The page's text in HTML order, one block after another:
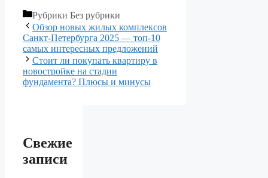
Рубрики Без рубрики
Обзор новых жилых комплексов
Санкт-Петербурга 2025 — топ-10
самых интересных предложений
Стоит ли покупать квартиру в
новостройке на стадии
фундамента? Плюсы и минусы
Свежие
записи